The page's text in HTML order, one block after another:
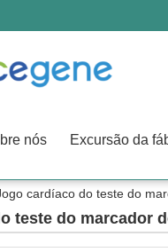
nós
cardíaco do teste do
teste do marcador